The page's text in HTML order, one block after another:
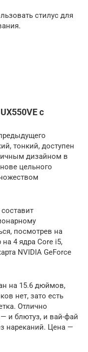
стилус для
с
тонкий, доступен
дизайном в
цельного
посмотрев на
4 ядра Core i5,
NVIDIA GeForce
на 15.6 дюймов,
нет, зато есть
Отлично
и блютуз, и вай-фай
нареканий. Цена —